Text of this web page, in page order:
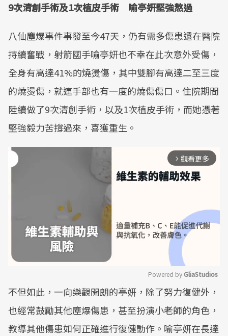
9次清創手術及1次植皮手術 喻亭妍堅強熬過
八仙塵爆事件事發至今47天，仍有需多傷患還在醫院
持續奮戰，射箭國手喻亭妍也不幸在此次意外受傷，
全身有高達41%的燒燙傷，其中雙腳有高達二至三度
的燒燙傷，就連手部也有一度的燒傷傷口。住院期間
陸續做了9次清創手術，以及1次植皮手術，而她憑著
堅強毅力苦撐過來，喜獲重生。
arrow_forward_ios 觀看更多
Mute
Powered by GliaStudios
不但如此，一向樂觀開朗的亭妍，除了努力復健外，
也經常鼓勵其他塵爆傷患，甚至扮演小老師的角色，
教導其他傷患如何正確進行復健動作。喻亭妍在長達